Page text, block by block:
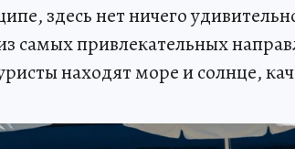
здесь нет ничего
самых привлекательных
находят море и солнце,